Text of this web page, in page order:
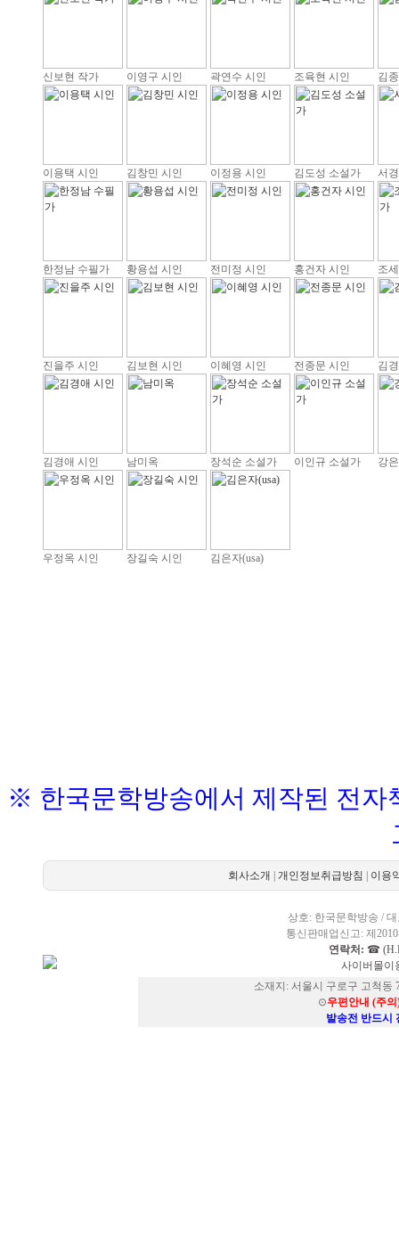
신보현 작가 이영구 시인 곽연수 시인 조육현 시인 김
이용택 시인 김창민 시인 이정용 시인 김도성 소설가 서
한정남 수필가 황용섭 시인 전미정 시인 홍건자 시인 조
진을주 시인 김보현 시인 이혜영 시인 전종문 시인 김
김경애 시인 남미옥 장석순 소설가 이인규 소설가 강
우정옥 시인 장길숙 시인 김은자(usa)
※ 한국문학방송에서 제작된 전자
회사소개 개인정보취급방침 이용
상호: 한국문학방송 /
통신판매업신고: 제
연락처: ☎
사이버몰이
소재지: 서울시 구로구 고척동
⊙우편안내 (주
발송전 반드시